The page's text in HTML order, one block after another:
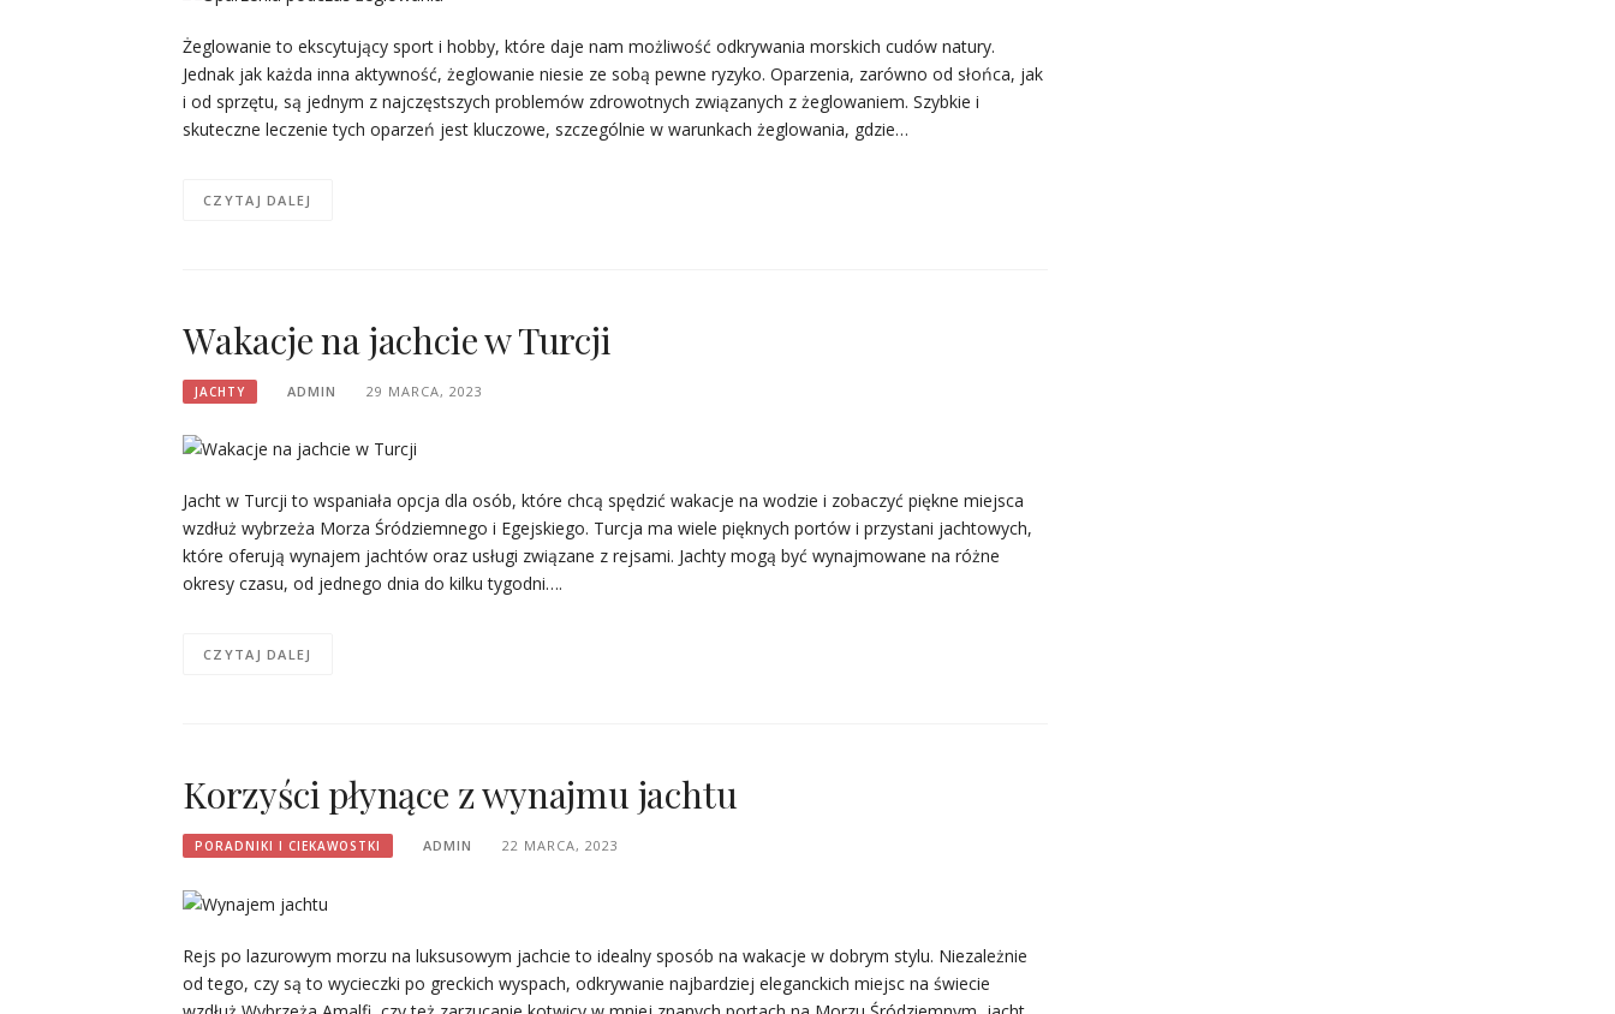
Żeglowanie to ekscytujący sport i hobby, które daje nam możliwość odkrywania morskich cudów natury.
Jednak jak każda inna aktywność, żeglowanie niesie ze sobą pewne ryzyko. Oparzenia, zarówno od słońca, jak
i od sprzętu, są jednym z najczęstszych problemów zdrowotnych związanych z żeglowaniem. Szybkie i
skuteczne leczenie tych oparzeń jest kluczowe, szczególnie w warunkach żeglowania, gdzie…
CZYTAJ DALEJ
Wakacje na jachcie w Turcji
JACHTY ADMIN 29 MARCA, 2023
Jacht w Turcji to wspaniała opcja dla osób, które chcą spędzić wakacje na wodzie i zobaczyć piękne miejsca
wzdłuż wybrzeża Morza Śródziemnego i Egejskiego. Turcja ma wiele pięknych portów i przystani jachtowych,
które oferują wynajem jachtów oraz usługi związane z rejsami. Jachty mogą być wynajmowane na różne
okresy czasu, od jednego dnia do kilku tygodni….
CZYTAJ DALEJ
Korzyści płynące z wynajmu jachtu
PORADNIKI I CIEKAWOSTKI ADMIN 22 MARCA, 2023
Rejs po lazurowym morzu na luksusowym jachcie to idealny sposób na wakacje w dobrym stylu. Niezależnie
od tego, czy są to wycieczki po greckich wyspach, odkrywanie najbardziej eleganckich miejsc na świecie